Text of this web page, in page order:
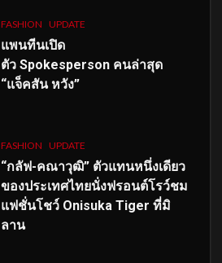
FASHION UPDATE
แพนทีนเปิด
ตัว Spokesperson คนล่าสุด
“แจ็คสัน หวัง”
FASHION UPDATE
“กลัฟ-คณาวุฒิ” ตัวแทนหนึ่งเดียว
ของประเทศไทยนั่งฟรอนต์โรว์ชม
แฟชั่นโชว์ Onisuka Tiger ที่มิ
ลาน